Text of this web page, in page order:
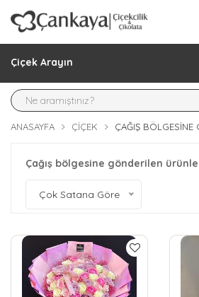
Çiçek Arayın
ANASAYFA ÇIÇEK ÇAĞIŞ BÖLGESINE
Çağış bölgesine gönderilen
Çok Satana Göre